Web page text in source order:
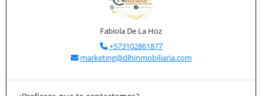
Fabiola De La Hoz
+573102861877
marketing@dlhinmobiliaria.com